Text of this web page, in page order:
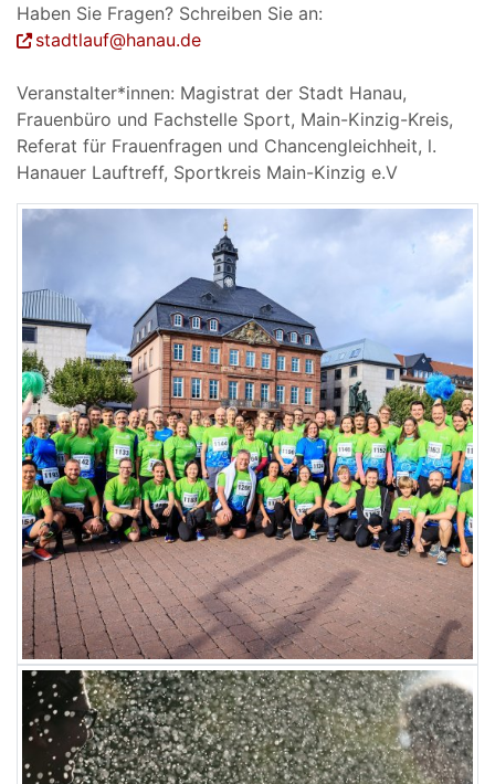
Haben Sie Fragen? Schreiben Sie an:
stadtlauf@hanau.de
Veranstalter*innen: Magistrat der Stadt Hanau,
Frauenbüro und Fachstelle Sport, Main-Kinzig-Kreis,
Referat für Frauenfragen und Chancengleichheit, l.
Hanauer Lauftreff, Sportkreis Main-Kinzig e.V